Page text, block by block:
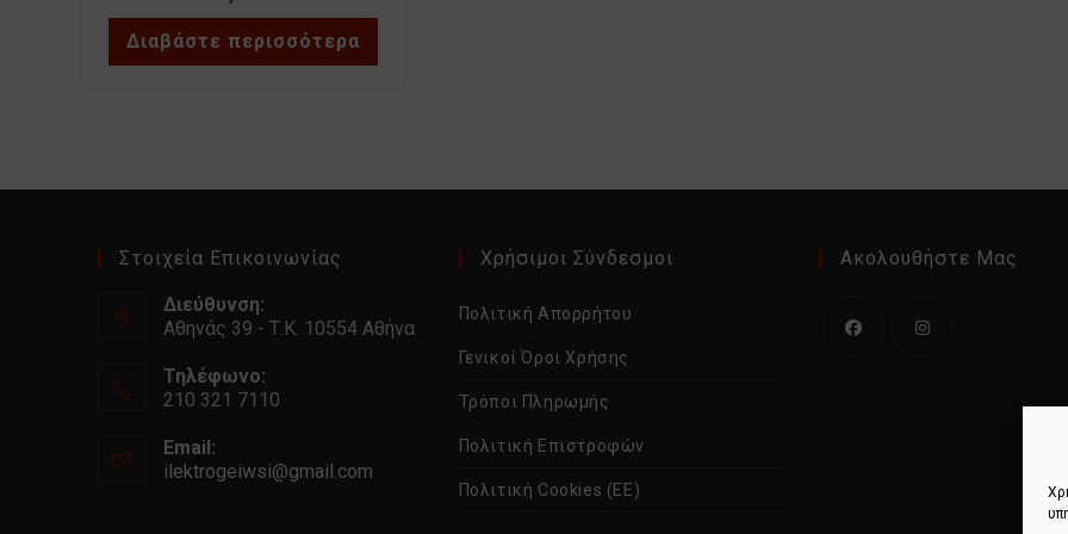
Διαβάστε περισσότερα
Στοιχεία Επικοινωνίας
Διεύθυνση:
Αθηνάς 39 - Τ.Κ. 10554 Αθήνα
Τηλέφωνο:
210 321 7110
Email:
ilektrogeiwsi@gmail.com
Χρήσιμοι Σύνδεσμοι
Πολιτική Απορρήτου
Γενικοί Όροι Χρήσης
Τρόποι Πληρωμής
Πολιτική Επιστροφών
Πολιτική Cookies (ΕΕ)
Ακολουθήστε Μας